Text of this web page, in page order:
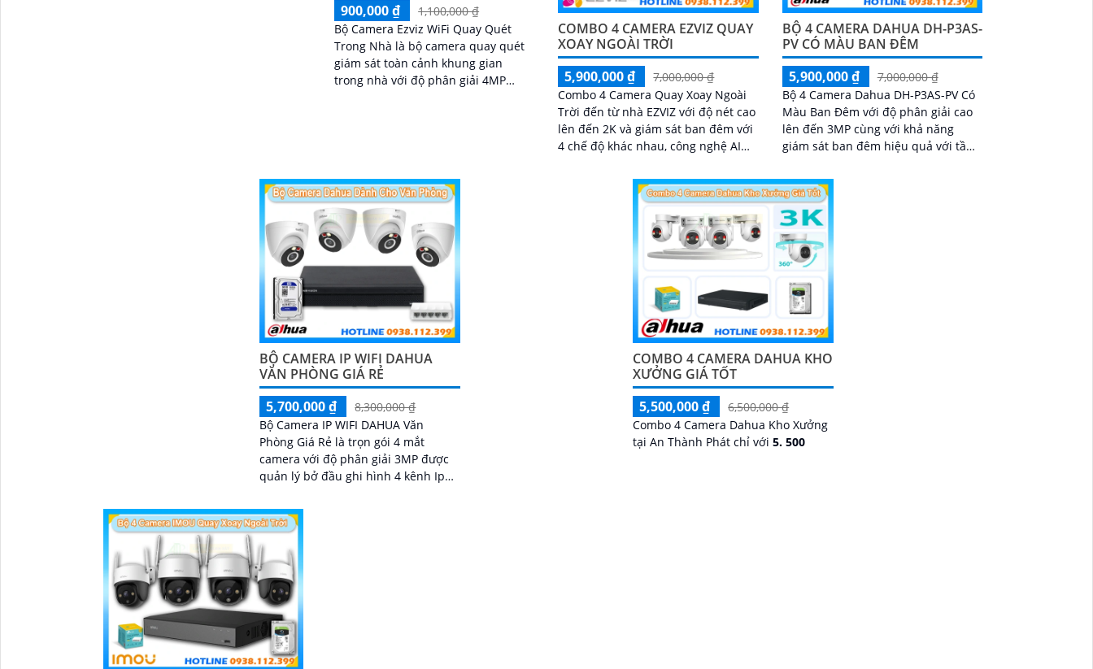
900,000 ₫
1,100,000 ₫
Bộ Camera Ezviz WiFi Quay Quét
Trong Nhà là bộ camera quay quét
giám sát toàn cảnh khung gian
trong nhà với độ phân giải 4MP
COMBO 4 CAMERA EZVIZ QUAY
XOAY NGOÀI TRỜI
5,900,000 ₫
7,000,000 ₫
Combo 4 Camera Quay Xoay Ngoài
Trời đến từ nhà EZVIZ với độ nét cao
lên đến 2K và giám sát ban đêm với
4 chế độ khác nhau, công nghệ AI
động chuẩn sát được quản lý tập
trung bởi đầu ghi hình IP WiFi
BỘ 4 CAMERA DAHUA DH-P3AS-
PV CÓ MÀU BAN ĐÊM
5,900,000 ₫
7,000,000 ₫
Bộ 4 Camera Dahua DH-P3AS-PV Có
Màu Ban Đêm với độ phân giải cao
lên đến 3MP cùng với khả năng
giám sát ban đêm hiệu quả với tầm
bên cạnh đó là khả năng giúp đàm
thoại âm thanh 2 chiều và báo động
răng de chủ động khi phát hiện xâm
nhập
BỘ CAMERA IP WIFI DAHUA
VĂN PHÒNG GIÁ RẺ
5,700,000 ₫
8,300,000 ₫
Bộ Camera IP WIFI DAHUA Văn
Phòng Giá Rẻ là trọn gói 4 mắt
camera với độ phân giải 3MP được
quản lý bở đầu ghi hình 4 kênh Ip
về ổ cứng trong đầu ghi hình với đầy
đủ các chưc năng như AI Phát hiện
chuyển động, đàm thoại âm thanh 2
chiều và giám sát có màu vào ban
đêm
COMBO 4 CAMERA DAHUA KHO
XƯỞNG GIÁ TỐT
5,500,000 ₫
6,500,000 ₫
Combo 4 Camera Dahua Kho Xưởng
tại An Thành Phát chỉ với5. 500